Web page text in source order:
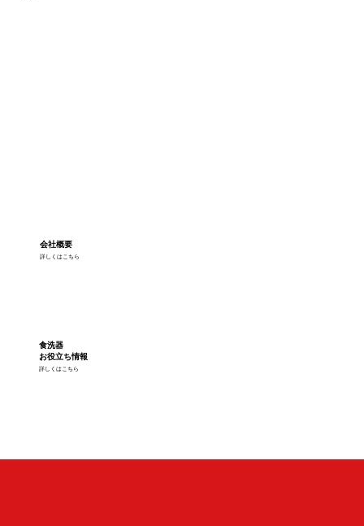
詳しくはこちら
会社概要
詳しくはこちら
食洗器
お役立ち情報